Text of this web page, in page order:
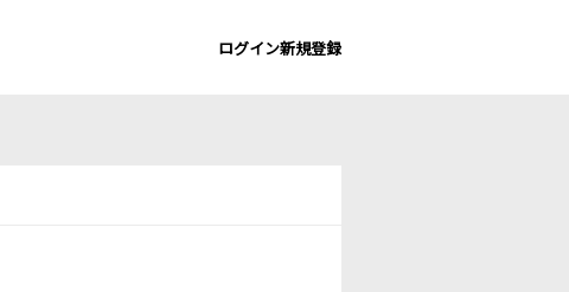
ログイン新規登録